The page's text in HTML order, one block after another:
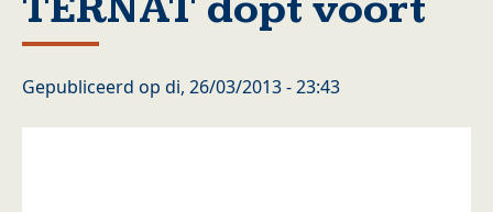
Gepubliceerd op di, 26/03/2013 - 23:43